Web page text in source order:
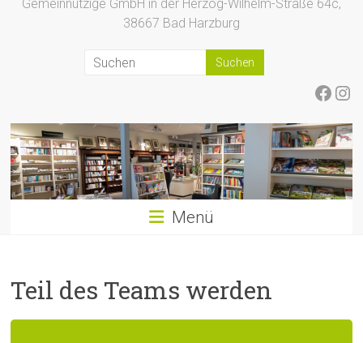
Gemeinnützige GmbH in der Herzog-Wilhelm-Straße 64c,
38667 Bad Harzburg
Menü
Teil des Teams werden